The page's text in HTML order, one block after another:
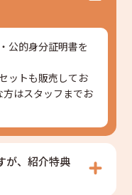
公的身分証明書を
ットも販売してお
はスタッフまでお
が、紹介特典